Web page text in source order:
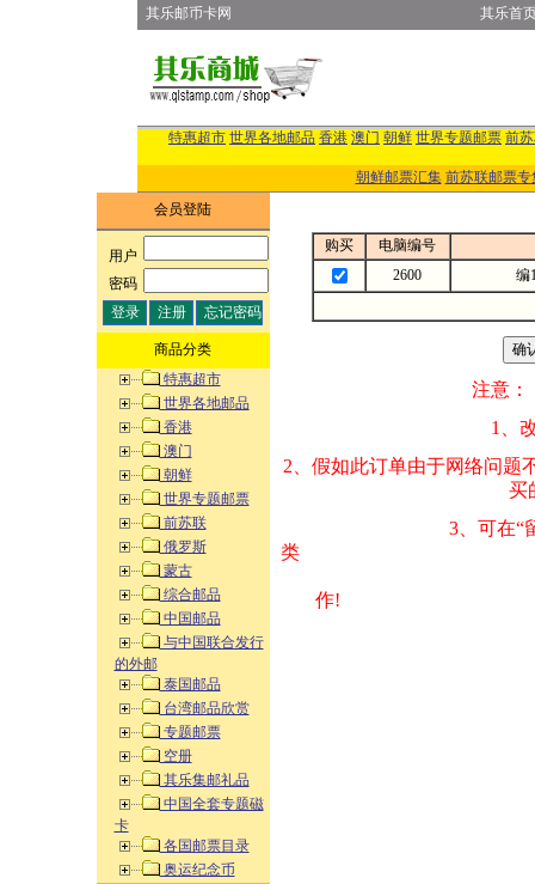
其乐邮币卡网 其乐首
特惠超市 世界各地邮品 香港 澳门 朝鲜 世界专题邮票 前
朝鲜邮票汇集 前苏联邮票专
会员登陆
用户:
密码:
商品分类
特惠超市
世界各地邮品
香港
澳门
朝鲜
世界专题邮票
前苏联
俄罗斯
蒙古
综合邮品
中国邮品
与中国联合发行
的外邮
泰国邮品
台湾邮品欣赏
专题邮票
空册
其乐集邮礼品
中国全套专题磁
卡
各国邮票目录
奥运纪念币
购买
电脑编号
2600
编
注意：
1、改变商品数量
2、假如此订单由
买的邮品的“
3、可在“
类 方式告之
作!